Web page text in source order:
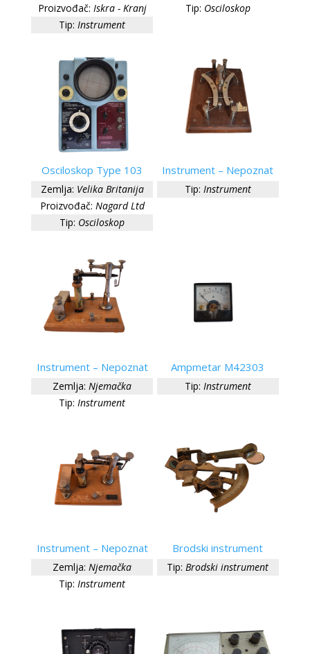
Proizvođač: Iskra - Kranj
Tip: Instrument
Tip: Osciloskop
Osciloskop Type 103
Zemlja: Velika Britanija
Proizvođač: Nagard Ltd
Tip: Osciloskop
Instrument – Nepoznat
Tip: Instrument
Instrument – Nepoznat
Zemlja: Njemačka
Tip: Instrument
Ampmetar M42303
Tip: Instrument
Instrument – Nepoznat
Zemlja: Njemačka
Tip: Instrument
Brodski instrument
Tip: Brodski instrument